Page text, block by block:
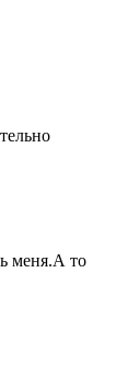
меня.А то